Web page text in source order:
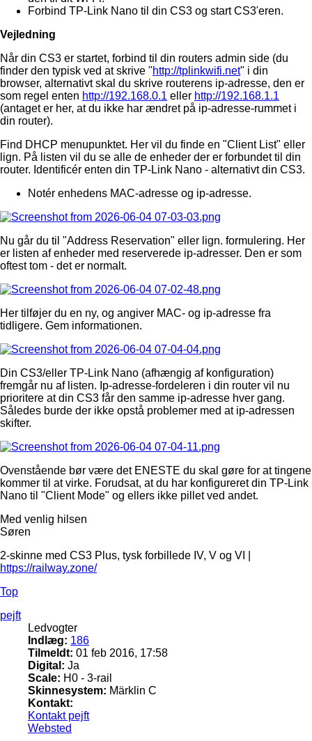
Forbind TP-Link Nano til din CS3 og start CS3'eren.
Vejledning
Når din CS3 er startet, forbind til din routers admin side (du
finder den typisk ved at skrive "http://tplinkwifi.net" i din
browser, alternativt skal du skrive routerens ip-adresse, den er
som regel enten http://192.168.0.1 eller http://192.168.1.1
(antaget er her, at du ikke har ændret på ip-adresse-rummet i
din router).
Find DHCP menupunktet. Her vil du finde en "Client List" eller
lign. På listen vil du se alle de enheder der er forbundet til din
router. Identificér enten din TP-Link Nano - alternativt din CS3.
Notér enhedens MAC-adresse og ip-adresse.
Nu går du til "Address Reservation" eller lign. formulering. Her
er listen af enheder med reserverede ip-adresser. Den er som
oftest tom - det er normalt.
Her tilføjer du en ny, og angiver MAC- og ip-adresse fra
tidligere. Gem informationen.
Din CS3/eller TP-Link Nano (afhængig af konfiguration)
fremgår nu af listen. Ip-adresse-fordeleren i din router vil nu
prioritere at din CS3 får den samme ip-adresse hver gang.
Således burde der ikke opstå problemer med at ip-adressen
skifter.
Ovenstående bør være det ENESTE du skal gøre for at tingene
kommer til at virke. Forudsat, at du har konfigureret din TP-Link
Nano til "Client Mode" og ellers ikke pillet ved andet.
Med venlig hilsen
Søren
2-skinne med CS3 Plus, tysk forbillede IV, V og VI |
https://railway.zone/
Top
pejft
Ledvogter
Indlæg: 186
Tilmeldt: 01 feb 2016, 17:58
Digital: Ja
Scale: H0 - 3-rail
Skinnesystem: Märklin C
Kontakt:
Kontakt pejft
Websted